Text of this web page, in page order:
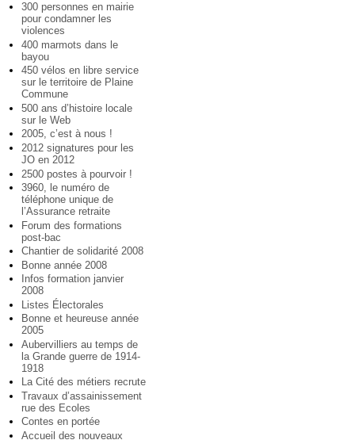
300 personnes en mairie
pour condamner les
violences
400 marmots dans le
bayou
450 vélos en libre service
sur le territoire de Plaine
Commune
500 ans d’histoire locale
sur le Web
2005, c’est à nous !
2012 signatures pour les
JO en 2012
2500 postes à pourvoir !
3960, le numéro de
téléphone unique de
l’Assurance retraite
Forum des formations
post-bac
Chantier de solidarité 2008
Bonne année 2008
Infos formation janvier
2008
Listes Électorales
Bonne et heureuse année
2005
Aubervilliers au temps de
la Grande guerre de 1914-
1918
La Cité des métiers recrute
Travaux d’assainissement
rue des Ecoles
Contes en portée
Accueil des nouveaux